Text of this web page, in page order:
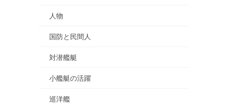
人物
国防と民間人
対潜艦艇
小艦艇の活躍
巡洋艦